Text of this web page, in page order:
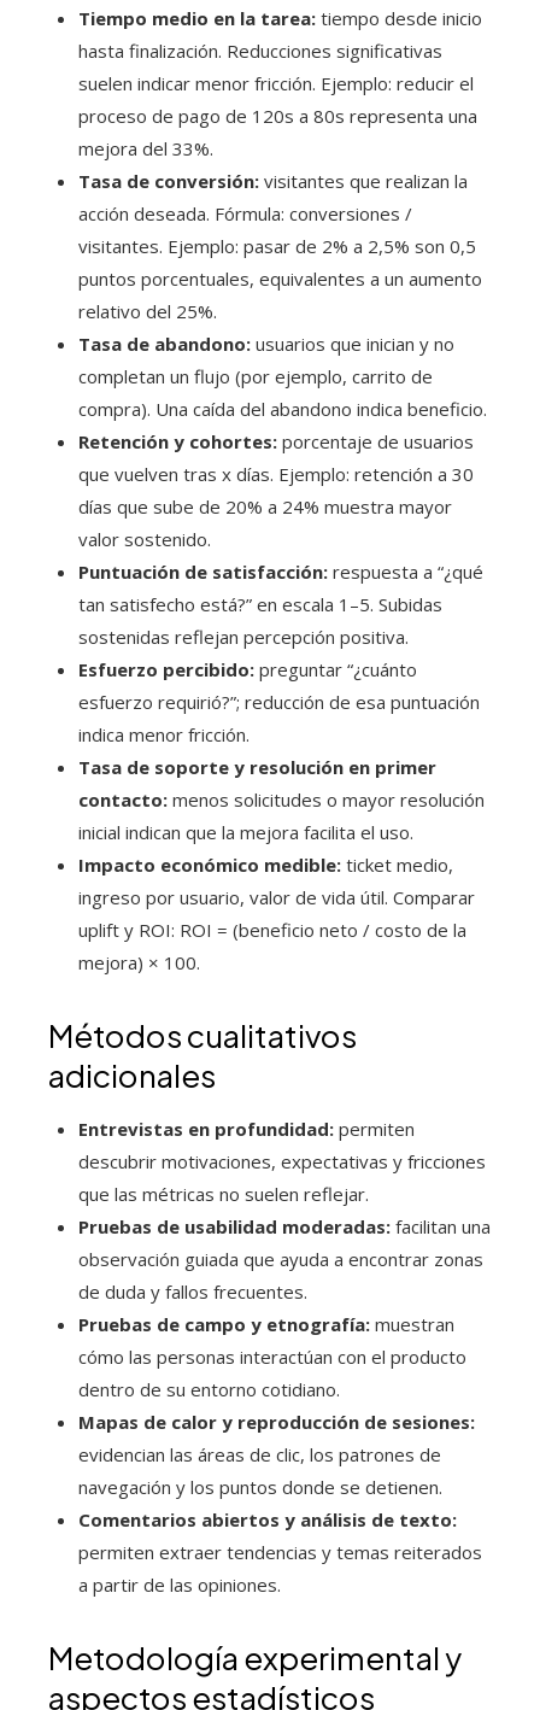
Tiempo medio en la tarea: tiempo desde inicio
hasta finalización. Reducciones significativas
suelen indicar menor fricción. Ejemplo: reducir el
proceso de pago de 120s a 80s representa una
mejora del 33%.
Tasa de conversión: visitantes que realizan la
acción deseada. Fórmula: conversiones /
visitantes. Ejemplo: pasar de 2% a 2,5% son 0,5
puntos porcentuales, equivalentes a un aumento
relativo del 25%.
Tasa de abandono: usuarios que inician y no
completan un flujo (por ejemplo, carrito de
compra). Una caída del abandono indica beneficio.
Retención y cohortes: porcentaje de usuarios
que vuelven tras x días. Ejemplo: retención a 30
días que sube de 20% a 24% muestra mayor
valor sostenido.
Puntuación de satisfacción: respuesta a “¿qué
tan satisfecho está?” en escala 1–5. Subidas
sostenidas reflejan percepción positiva.
Esfuerzo percibido: preguntar “¿cuánto
esfuerzo requirió?”; reducción de esa puntuación
indica menor fricción.
Tasa de soporte y resolución en primer
contacto: menos solicitudes o mayor resolución
inicial indican que la mejora facilita el uso.
Impacto económico medible: ticket medio,
ingreso por usuario, valor de vida útil. Comparar
uplift y ROI: ROI = (beneficio neto / costo de la
mejora) × 100.
Métodos cualitativos
adicionales
Entrevistas en profundidad: permiten
descubrir motivaciones, expectativas y fricciones
que las métricas no suelen reflejar.
Pruebas de usabilidad moderadas: facilitan una
observación guiada que ayuda a encontrar zonas
de duda y fallos frecuentes.
Pruebas de campo y etnografía: muestran
cómo las personas interactúan con el producto
dentro de su entorno cotidiano.
Mapas de calor y reproducción de sesiones:
evidencian las áreas de clic, los patrones de
navegación y los puntos donde se detienen.
Comentarios abiertos y análisis de texto:
permiten extraer tendencias y temas reiterados
a partir de las opiniones.
Metodología experimental y
aspectos estadísticos